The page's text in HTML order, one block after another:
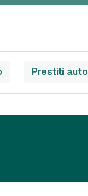
Prestiti auto